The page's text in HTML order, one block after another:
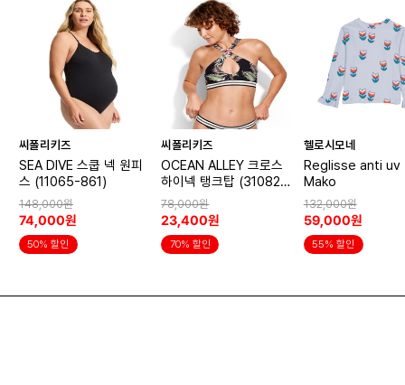
씨폴리키즈
SEA DIVE 스쿱 넥 원피
스 (11065-861)
148,000원
74,000원
50% 할인
씨폴리키즈
OCEAN ALLEY 크로스
하이넥 탱크탑 (31082-
615)
78,000원
23,400원
70% 할인
헬로시모네
Reglisse anti
Mako
132,000원
59,000원
55% 할인